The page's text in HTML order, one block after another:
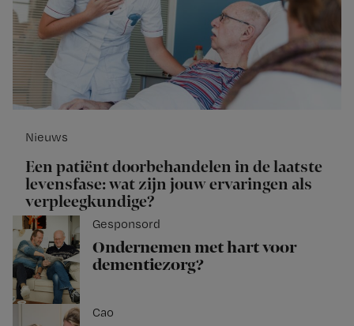
Nieuws
Een patiënt doorbehandelen in de laatste
levensfase: wat zijn jouw ervaringen als
verpleegkundige?
Gesponsord
Ondernemen met hart voor
dementiezorg?
Cao